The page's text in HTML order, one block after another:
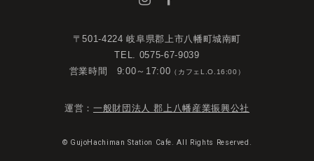
〒501-4224 岐阜県郡上市八幡町城南町
TEL. 0575-67-9039
営業時間 9:00～17:00 （カフェL.O.16:00）
運営： 一般財団法人 郡上八幡産業振興公社
© GujoHachiman Station Cafe. All Rights Reserved.